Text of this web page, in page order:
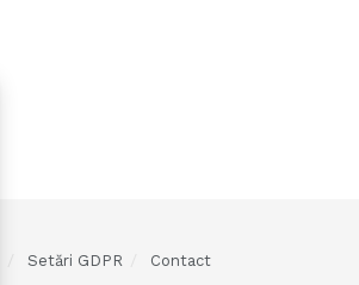
Setări GDPR Contact